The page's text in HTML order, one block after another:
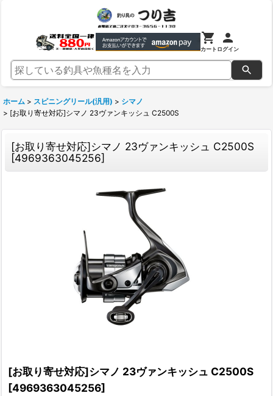
カートログイン
ホーム > スピニングリール(汎用) > シマノ
> [お取り寄せ対応]シマノ 23ヴァンキッシュ C2500S
[お取り寄せ対応]シマノ 23ヴァンキッシュ C2500S
[4969363045256]
[お取り寄せ対応]シマノ 23ヴァンキッシュ C2500S
[4969363045256]